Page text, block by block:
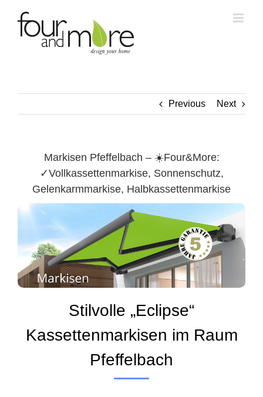
content
Previous Next
Markisen Pfeffelbach – ☀️Four&More:
✓Vollkassettenmarkise, Sonnenschutz,
Gelenkarmmarkise, Halbkassettenmarkise
Stilvolle „Eclipse“
Kassettenmarkisen im Raum
Pfeffelbach